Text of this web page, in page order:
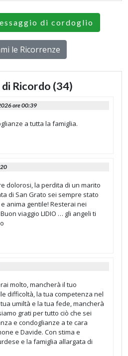
di cordoglio
le Ricorrenze
Ricordo (34)
ore 00:39
a tutta la famiglia.
dolorosi, la perdita di un marito
di San Grato sei sempre stato
anima gentile! Resterai nei
viaggio LIDIO … gli angeli ti
molto, mancherà il tuo
difficoltà, la tua competenza nel
umiltà e la tua fede, mancherà
grati per tutto ciò che sei
e condoglianze a te cara
e Davide. Con stima e
e la famiglia allargata di